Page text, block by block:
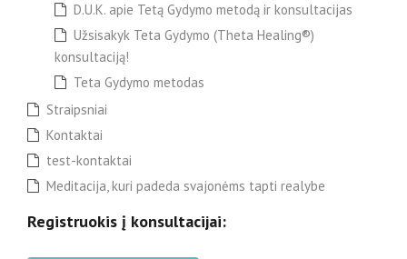
D.U.K. apie Tetą Gydymo metodą ir konsultacijas
Užsisakyk Teta Gydymo (Theta Healing®)
konsultaciją!
Teta Gydymo metodas
Straipsniai
Kontaktai
test-kontaktai
Meditacija, kuri padeda svajonėms tapti realybe
Registruokis į konsultacijai: